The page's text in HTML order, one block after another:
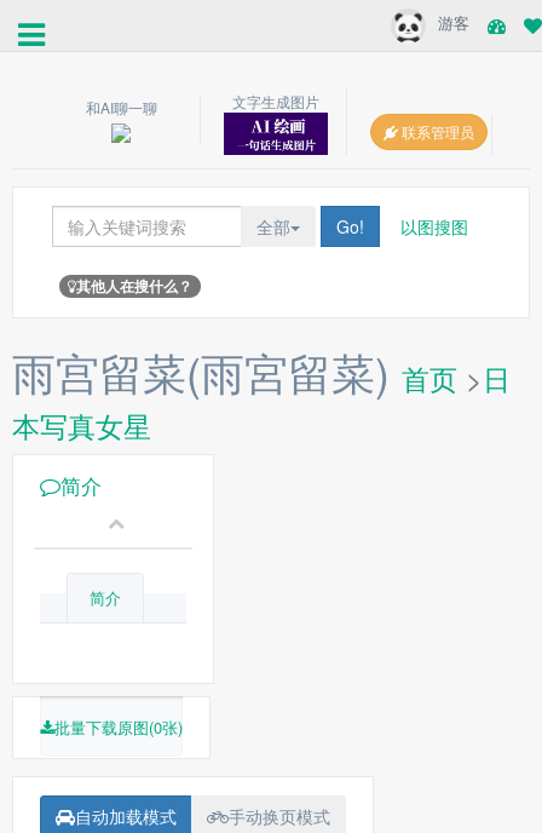
游客
和AI聊一聊
文字生成图片
联系管理员
全部 Go! 以图搜图
其他人在搜什么？
雨宫留菜(雨宮留菜) 首页 >日
本写真女星
简介
简介
批量下载原图(0张)
自动加载模式 手动换页模式